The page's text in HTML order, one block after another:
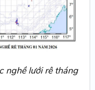
nghề lưới rê tháng